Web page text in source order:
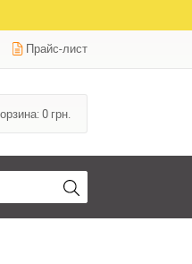
Прайс-лист
0 грн.